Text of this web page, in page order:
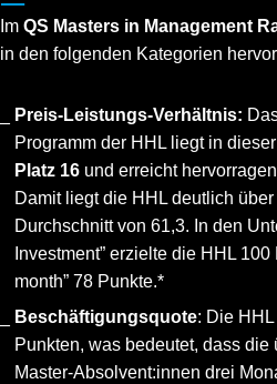
Im QS Masters in Management
in den folgenden Kategorien
Preis-Leistungs-Verhältnis:
Programm der HHL liegt in
Platz 16 und erreicht
Damit liegt die HHL deutlich
Durchschnitt von 61,3. In den
Investment” erzielte die HHL
month” 78 Punkte.*
Beschäftigungsquote: Die
Punkten, was bedeutet, dass
Master-Absolvent:innen drei